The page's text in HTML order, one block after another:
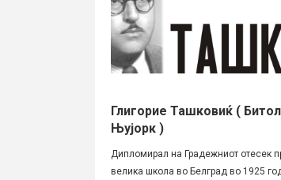
Глигорие Ташковиќ (
Њујорк )
Дипломирал на Градежниот отесек
велика школа во Белград во 1925